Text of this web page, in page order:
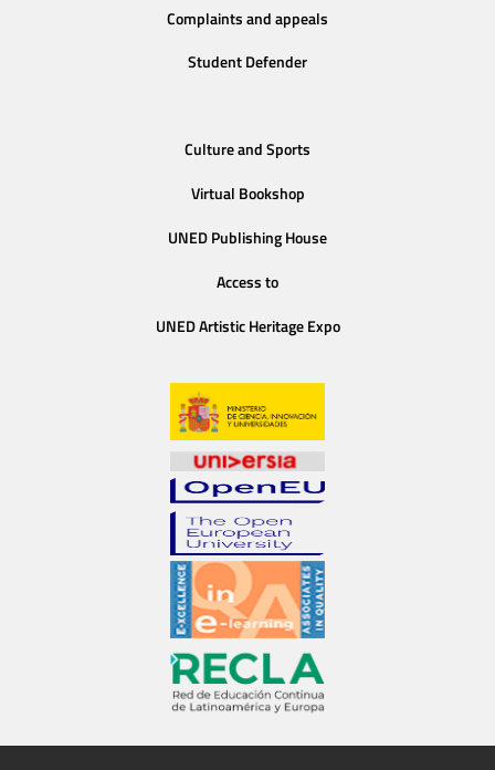
Complaints and appeals
Student Defender
Culture and Sports
Virtual Bookshop
UNED Publishing House
Access to
UNED Artistic Heritage Expo